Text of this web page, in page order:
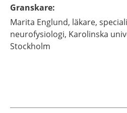
Granskare:
Marita Englund, läkare,
neurofysiologi, Karolinska
Stockholm